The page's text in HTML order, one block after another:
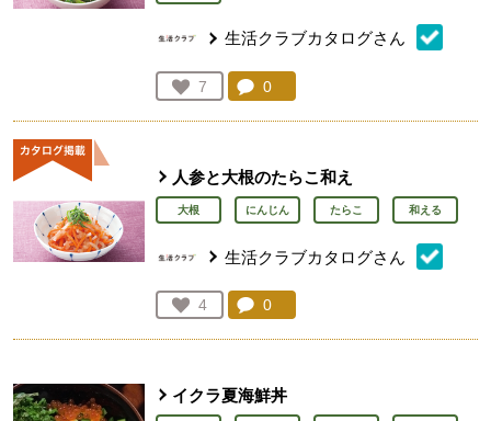
生活クラブカタログさん
お気に入り登録：
7
人が登録
コメント：
0
人参と大根のたらこ和え
大根 にんじん たらこ 和える
生活クラブカタログさん
お気に入り登録：
4
人が登録
コメント：
0
イクラ夏海鮮丼